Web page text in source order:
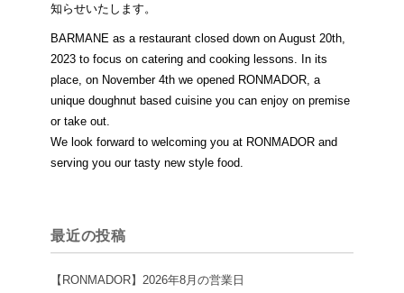
知らせいたします。
BARMANE as a restaurant closed down on August 20th,
2023 to focus on catering and cooking lessons. In its
place, on November 4th we opened RONMADOR, a
unique doughnut based cuisine you can enjoy on premise
or take out.
We look forward to welcoming you at RONMADOR and
serving you our tasty new style food.
最近の投稿
【RONMADOR】2026年8月の営業日